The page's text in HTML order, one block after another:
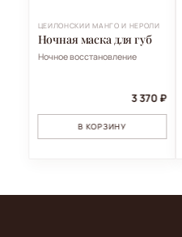
ЦЕЙЛОНСКИЙ МАНГО И НЕРОЛИ
Ночная маска для губ
Ночное восстановление
3 370 ₽
В КОРЗИНУ